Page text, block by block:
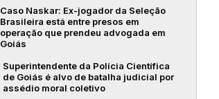
Caso Naskar: Ex-jogador da Seleção
Brasileira está entre presos em
operação que prendeu advogada em
Goiás
Superintendente da Polícia Científica
de Goiás é alvo de batalha judicial por
assédio moral coletivo